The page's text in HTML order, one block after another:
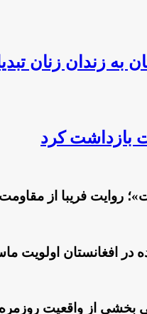
به زندان زنان
روایت فریبا از مقاومت
در افغانستان اولویت
بخشی از واقعیت